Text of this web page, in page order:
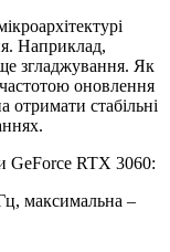
Наприклад,
згладжування. Як
оновлення
стабільні
GeForce RTX 3060:
максимальна –